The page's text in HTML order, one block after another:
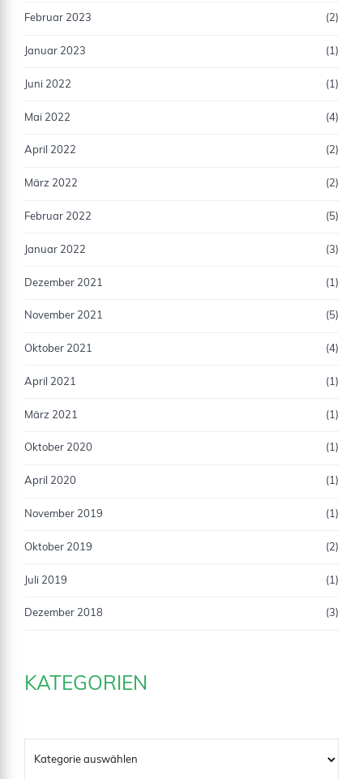
Februar 2023 (2)
Januar 2023 (1)
Juni 2022 (1)
Mai 2022 (4)
April 2022 (2)
März 2022 (2)
Februar 2022 (5)
Januar 2022 (3)
Dezember 2021 (1)
November 2021 (5)
Oktober 2021 (4)
April 2021 (1)
März 2021 (1)
Oktober 2020 (1)
April 2020 (1)
November 2019 (1)
Oktober 2019 (2)
Juli 2019 (1)
Dezember 2018 (3)
KATEGORIEN